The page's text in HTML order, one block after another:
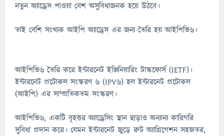
নতুন অ্যাড্রেস পাওয়া বেশ অসুবিধাজনক হয়ে উঠবে।
তাই বেশি সংখ্যক আইপি অ্যাড্রেস এর জন্য তৈরি হয় আইপিভি৬।
আইপিভি৬ তৈরি করে ইন্টারনেট ইঞ্জিনিয়ারিং টাস্কফোর্স (IETF)।
ইন্টারনেট প্রটোকল সংস্করণ ৬ (IPV6) হল ইন্টারনেট প্রটোকল
(আইপি) এর সাম্প্রতিকতম সংস্করণ।
আইপিভি৬, একটি বৃহত্তর অ্যাড্রেসিং স্থান ছাড়াও অন্যান্য কারিগরি
সুবিধা প্রদান করে। যেমন ইন্টারনেট জুড়ে রুট অ্যাগ্রিগেশন সহজতর,